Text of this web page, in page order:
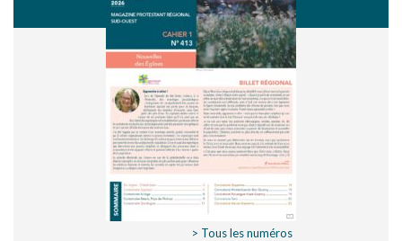
> Tous les numéros